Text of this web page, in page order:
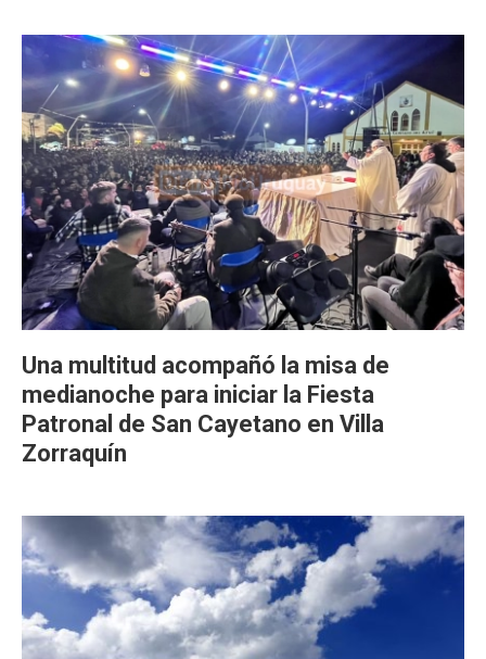
Una multitud acompañó la misa de
medianoche para iniciar la Fiesta
Patronal de San Cayetano en Villa
Zorraquín